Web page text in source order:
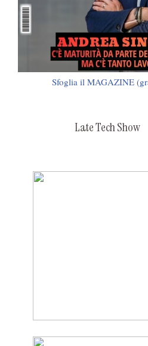
Sfoglia il MAGAZINE
Late Tech Show